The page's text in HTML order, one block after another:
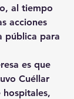
, al tiempo
acciones
pública para
es que
Cuéllar
hospitales,